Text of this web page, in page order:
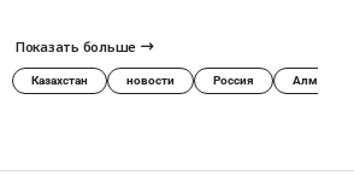
Показать больше
Казахстан новости Россия Алматы